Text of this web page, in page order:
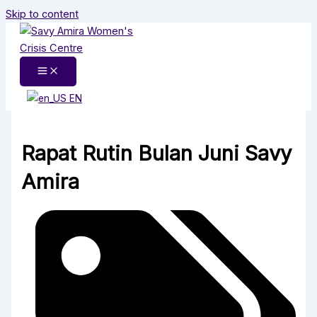
Skip to content
EN
Rapat Rutin Bulan Juni Savy
Amira